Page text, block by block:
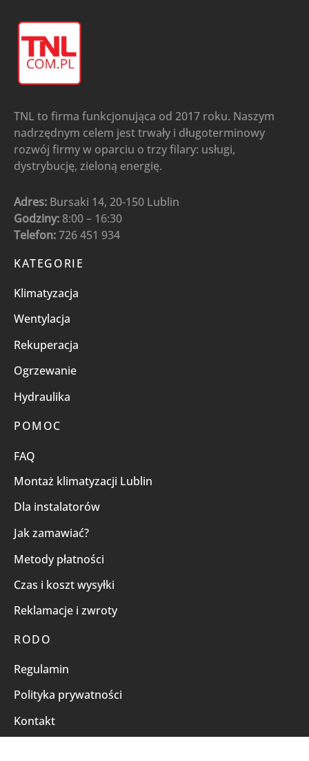
TNL to firma funkcjonująca od 2017 roku. Naszym
nadrzędnym celem jest trwały i długoterminowy
rozwój firmy w oparciu o trzy filary: usługi,
dystrybucję, zieloną energię.
Adres: Bursaki 14, 20-150 Lublin
Godziny: 8:00 – 16:30
Telefon:726 451 934
KATEGORIE
Klimatyzacja
Wentylacja
Rekuperacja
Ogrzewanie
Hydraulika
POMOC
FAQ
Montaż klimatyzacji Lublin
Dla instalatorów
Jak zamawiać?
Metody płatności
Czas i koszt wysyłki
Reklamacje i zwroty
RODO
Regulamin
Polityka prywatności
Kontakt